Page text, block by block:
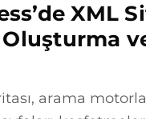
XML
Oluşturma
arama